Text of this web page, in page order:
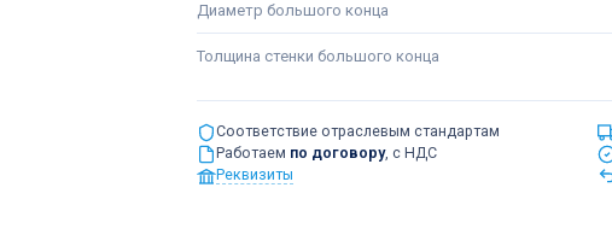
Диаметр большого конца
Толщина стенки большого конца
Соответствие отраслевым стандартам
Работаем по договору, с НДС
Реквизиты